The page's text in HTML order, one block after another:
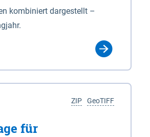
kombiniert dargestellt –
GeoTIFF
ZIP
für